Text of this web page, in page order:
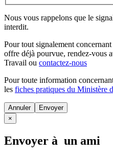
Nous vous rappelons que le
interdit.
Pour tout signalement concernant
offre déjà pourvue, rendez-vous
Travail ou contactez-nous
Pour toute information
les fiches pratiques du Ministère
Annuler
×
Envoyer à un ami